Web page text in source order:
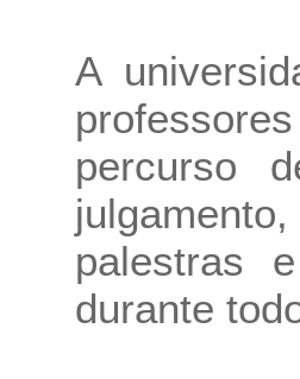
A
percurso
palestras
durante